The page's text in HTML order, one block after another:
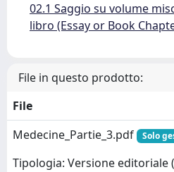
02.1 Saggio su volume
libro (Essay or Book
File in questo prodotto:
File
Medecine_Partie_3.pdf
Solo
Tipologia: Versione editoriale